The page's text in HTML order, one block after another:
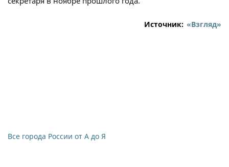
Источник: «Взгляд»
Все города России от А до Я